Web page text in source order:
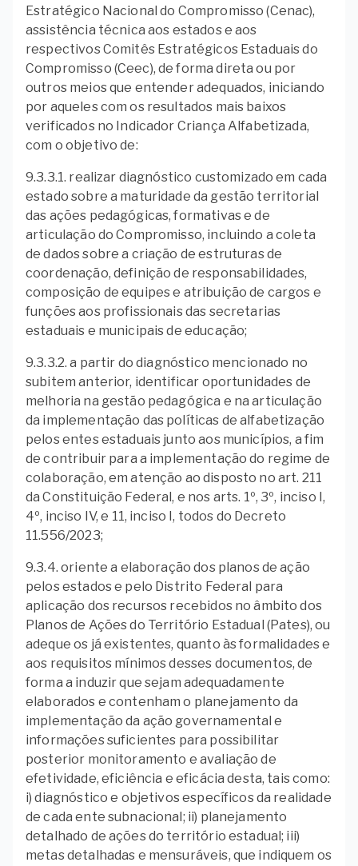
Estratégico Nacional do Compromisso (Cenac),
assistência técnica aos estados e aos
respectivos Comitês Estratégicos Estaduais do
Compromisso (Ceec), de forma direta ou por
outros meios que entender adequados, iniciando
por aqueles com os resultados mais baixos
verificados no Indicador Criança Alfabetizada,
com o objetivo de:
9.3.3.1. realizar diagnóstico customizado em cada
estado sobre a maturidade da gestão territorial
das ações pedagógicas, formativas e de
articulação do Compromisso, incluindo a coleta
de dados sobre a criação de estruturas de
coordenação, definição de responsabilidades,
composição de equipes e atribuição de cargos e
funções aos profissionais das secretarias
estaduais e municipais de educação;
9.3.3.2. a partir do diagnóstico mencionado no
subitem anterior, identificar oportunidades de
melhoria na gestão pedagógica e na articulação
da implementação das políticas de alfabetização
pelos entes estaduais junto aos municípios, a fim
de contribuir para a implementação do regime de
colaboração, em atenção ao disposto no art. 211
da Constituição Federal, e nos arts. 1º, 3º, inciso I,
4º, inciso IV, e 11, inciso I, todos do Decreto
11.556/2023;
9.3.4. oriente a elaboração dos planos de ação
pelos estados e pelo Distrito Federal para
aplicação dos recursos recebidos no âmbito dos
Planos de Ações do Território Estadual (Pates), ou
adeque os já existentes, quanto às formalidades e
aos requisitos mínimos desses documentos, de
forma a induzir que sejam adequadamente
elaborados e contenham o planejamento da
implementação da ação governamental e
informações suficientes para possibilitar
posterior monitoramento e avaliação de
efetividade, eficiência e eficácia desta, tais como:
i) diagnóstico e objetivos específicos da realidade
de cada ente subnacional; ii) planejamento
detalhado de ações do território estadual; iii)
metas detalhadas e mensuráveis, que indiquem os